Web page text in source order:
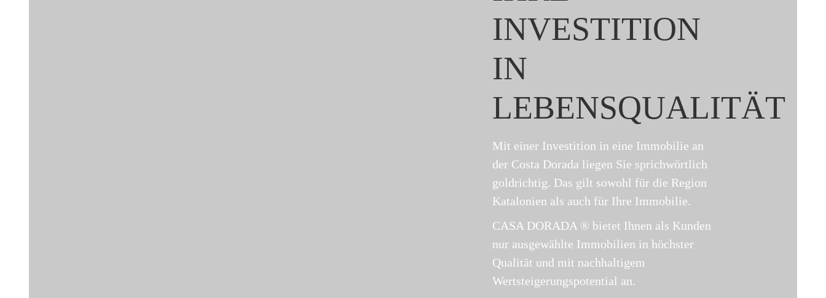
INVESTITION
IN
LEBENSQUALITÄT
Mit einer Investition in eine Immobilie an
der Costa Dorada liegen Sie sprichwörtlich
goldrichtig. Das gilt sowohl für die Region
Katalonien als auch für Ihre Immobilie.
CASA DORADA ® bietet Ihnen als Kunden
nur ausgewählte Immobilien in höchster
Qualität und mit nachhaltigem
Wertsteigerungspotential an.